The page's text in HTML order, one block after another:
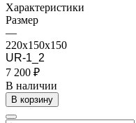
Характеристики
Размер
—
220х150х150
UR-1_2
7 200 ₽
В наличии
В корзину